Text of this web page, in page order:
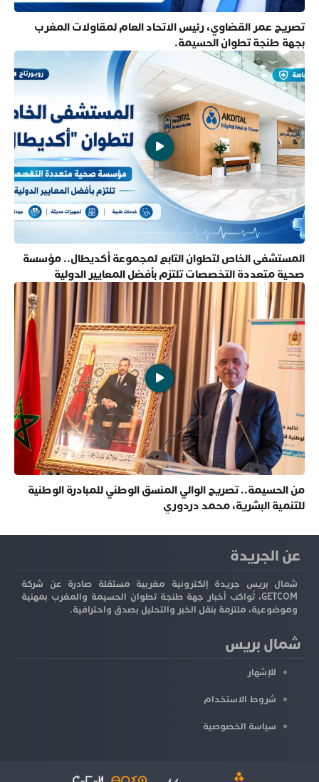
تصريح عمر القضاوي، رئيس الاتحاد العام لمقاولات المغرب
بجهة طنجة تطوان الحسيمة.
المستشفى الخاص لتطوان التابع لمجموعة أكديطال.. مؤسسة
صحية متعددة التخصصات تلتزم بأفضل المعايير الدولية
من الحسيمة.. تصريح الوالي المنسق الوطني للمبادرة الوطنية
للتنمية البشرية، محمد دردوري
عن الجريدة
شمال بريس جريدة إلكترونية مغربية مستقلة صادرة عن شركة
GETCOM، تُواكب أخبار جهة طنجة تطوان الحسيمة والمغرب بمهنية
وموضوعية، ملتزمة بنقل الخبر والتحليل بصدق واحترافية.
شمال بريس
للإشهار
شروط الاستخدام
سياسة الخصوصية